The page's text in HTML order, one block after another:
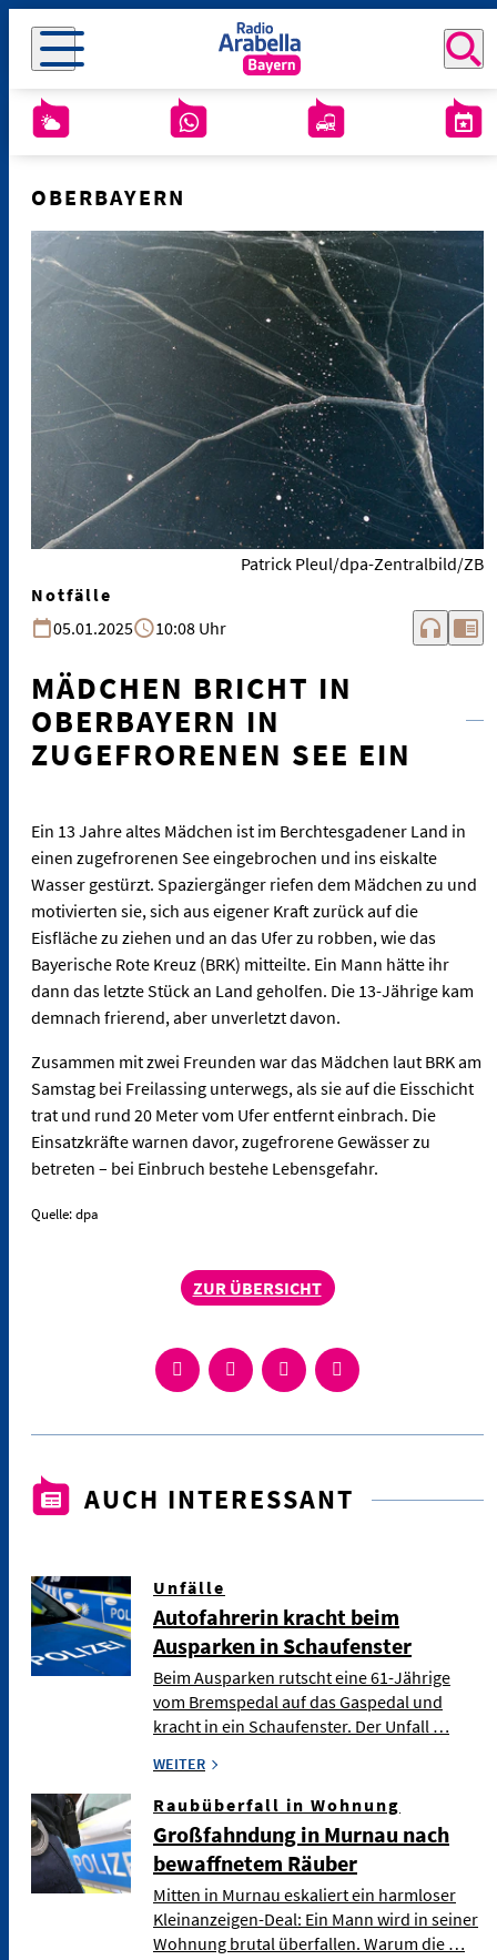
OBERBAYERN
Patrick Pleul/dpa-Zentralbild/ZB
Notfälle
05.01.2025
10:08 Uhr headphones chrome_reader_mode
MÄDCHEN BRICHT IN
OBERBAYERN IN
ZUGEFRORENEN SEE EIN
Ein 13 Jahre altes Mädchen ist im Berchtesgadener Land in
einen zugefrorenen See eingebrochen und ins eiskalte
Wasser gestürzt. Spaziergänger riefen dem Mädchen zu und
motivierten sie, sich aus eigener Kraft zurück auf die
Eisfläche zu ziehen und an das Ufer zu robben, wie das
Bayerische Rote Kreuz (BRK) mitteilte. Ein Mann hätte ihr
dann das letzte Stück an Land geholfen. Die 13-Jährige kam
demnach frierend, aber unverletzt davon.
Zusammen mit zwei Freunden war das Mädchen laut BRK am
Samstag bei Freilassing unterwegs, als sie auf die Eisschicht
trat und rund 20 Meter vom Ufer entfernt einbrach. Die
Einsatzkräfte warnen davor, zugefrorene Gewässer zu
betreten – bei Einbruch bestehe Lebensgefahr.
Quelle: dpa
ZUR ÜBERSICHT
AUCH INTERESSANT
Unfälle
Autofahrerin kracht beim
Ausparken in Schaufenster
Beim Ausparken rutscht eine 61-Jährige
vom Bremspedal auf das Gaspedal und
kracht in ein Schaufenster. Der Unfall …
WEITER
Raubüberfall in Wohnung
Großfahndung in Murnau nach
bewaffnetem Räuber
Mitten in Murnau eskaliert ein harmloser
Kleinanzeigen-Deal: Ein Mann wird in seiner
Wohnung brutal überfallen. Warum die …